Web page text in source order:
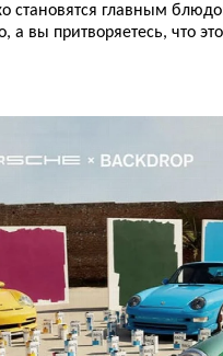
становятся главным
а вы притворяетесь, что